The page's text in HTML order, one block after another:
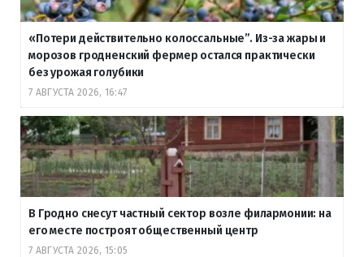
«Потери действительно колоссальные”. Из-за жары и
морозов гродненский фермер остался практически
без урожая голубики
7 АВГУСТА 2026, 16:47
В Гродно снесут частный сектор возле филармонии: на
его месте построят общественный центр
7 АВГУСТА 2026, 15:05